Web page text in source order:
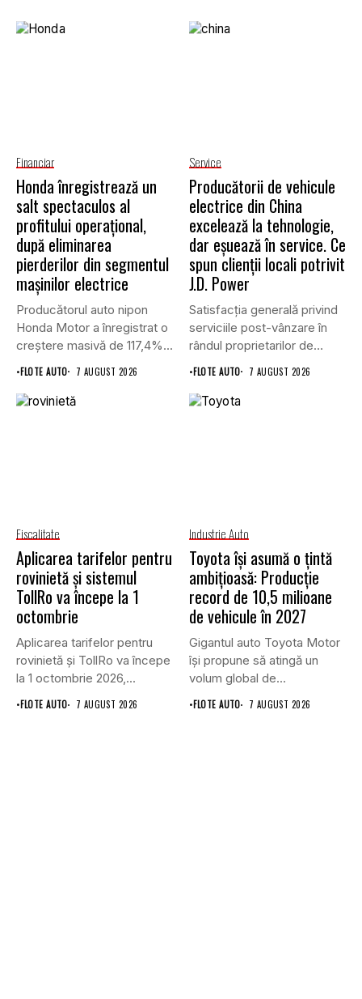
Financiar
Honda înregistrează un
salt spectaculos al
profitului operațional,
după eliminarea
pierderilor din segmentul
mașinilor electrice
Producătorul auto nipon
Honda Motor a înregistrat o
creștere masivă de 117,4%...
•FLOTE AUTO 7 AUGUST 2026
Service
Producătorii de vehicule
electrice din China
excelează la tehnologie,
dar eșuează în service. Ce
spun clienții locali potrivit
J.D. Power
Satisfacția generală privind
serviciile post-vânzare în
rândul proprietarilor de
•FLOTE AUTO 7 AUGUST 2026
Fiscalitate
Aplicarea tarifelor pentru
rovinietă și sistemul
TollRo va începe la 1
octombrie
Aplicarea tarifelor pentru
rovinietă și TollRo va începe
la 1 octombrie 2026,...
•FLOTE AUTO 7 AUGUST 2026
Industrie Auto
Toyota își asumă o țintă
ambițioasă: Producție
record de 10,5 milioane
de vehicule în 2027
Gigantul auto Toyota Motor
își propune să atingă un
volum global de...
•FLOTE AUTO 7 AUGUST 2026